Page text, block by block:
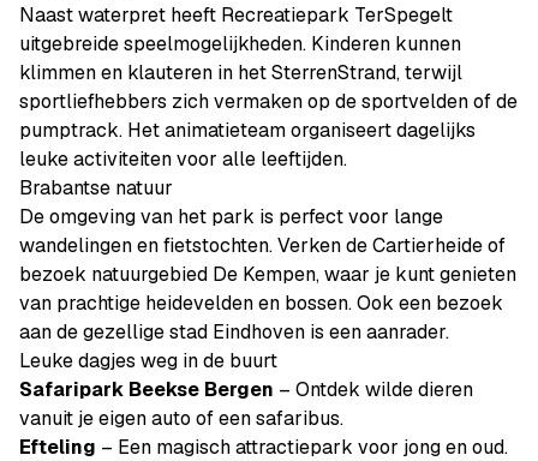
Naast waterpret heeft Recreatiepark TerSpegelt
uitgebreide speelmogelijkheden. Kinderen kunnen
klimmen en klauteren in het SterrenStrand, terwijl
sportliefhebbers zich vermaken op de sportvelden of de
pumptrack. Het animatieteam organiseert dagelijks
leuke activiteiten voor alle leeftijden.
Brabantse natuur
De omgeving van het park is perfect voor lange
wandelingen en fietstochten. Verken de Cartierheide of
bezoek natuurgebied De Kempen, waar je kunt genieten
van prachtige heidevelden en bossen. Ook een bezoek
aan de gezellige stad Eindhoven is een aanrader.
Leuke dagjes weg in de buurt
Safaripark Beekse Bergen – Ontdek wilde dieren
vanuit je eigen auto of een safaribus.
Efteling – Een magisch attractiepark voor jong en oud.